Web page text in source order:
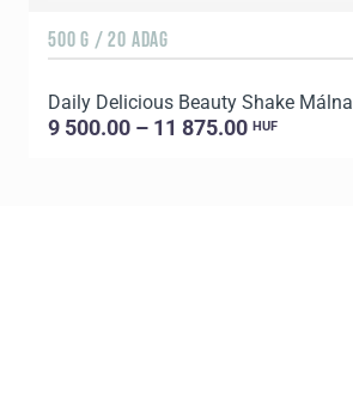
500 G / 20 ADAG
Daily Delicious Beauty Shake Málna
9 500.00 – 11 875.00 HUF